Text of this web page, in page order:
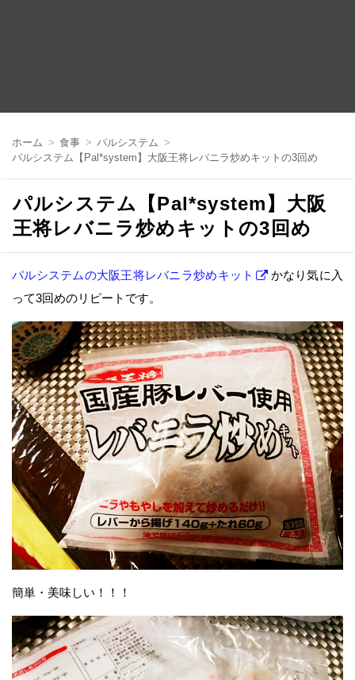
ホーム 食事
パルシステム
パルシステム【Pal*system】大阪王将レバニラ炒めキットの3回め
パルシステム【Pal*system】大阪
王将レバニラ炒めキットの3回め
パルシステムの大阪王将レバニラ炒めキット
かなり気に入
って3回めのリピートです。
簡単・美味しい！！！